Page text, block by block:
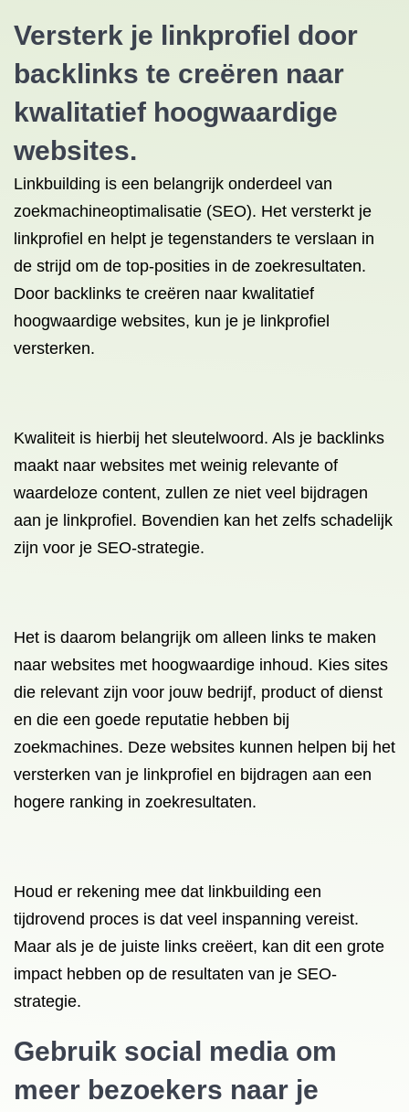
Versterk je linkprofiel door
backlinks te creëren naar
kwalitatief hoogwaardige
websites.
Linkbuilding is een belangrijk onderdeel van
zoekmachineoptimalisatie (SEO). Het versterkt je
linkprofiel en helpt je tegenstanders te verslaan in
de strijd om de top-posities in de zoekresultaten.
Door backlinks te creëren naar kwalitatief
hoogwaardige websites, kun je je linkprofiel
versterken.
Kwaliteit is hierbij het sleutelwoord. Als je backlinks
maakt naar websites met weinig relevante of
waardeloze content, zullen ze niet veel bijdragen
aan je linkprofiel. Bovendien kan het zelfs schadelijk
zijn voor je SEO-strategie.
Het is daarom belangrijk om alleen links te maken
naar websites met hoogwaardige inhoud. Kies sites
die relevant zijn voor jouw bedrijf, product of dienst
en die een goede reputatie hebben bij
zoekmachines. Deze websites kunnen helpen bij het
versterken van je linkprofiel en bijdragen aan een
hogere ranking in zoekresultaten.
Houd er rekening mee dat linkbuilding een
tijdrovend proces is dat veel inspanning vereist.
Maar als je de juiste links creëert, kan dit een grote
impact hebben op de resultaten van je SEO-
strategie.
Gebruik social media om
meer bezoekers naar je